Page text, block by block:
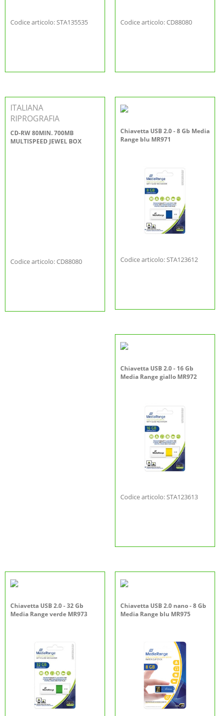
Codice articolo: STA135535 Codice articolo: CD88080
ITALIANA
RIPROGRAFIA
CD-RW 80MIN. 700MB
MULTISPEED JEWEL BOX
Codice articolo: CD88080
Chiavetta USB 2.0 - 8 Gb Media
Range blu MR971
Codice articolo: STA123612
Chiavetta USB 2.0 - 16 Gb
Media Range giallo MR972
Codice articolo: STA123613
Chiavetta USB 2.0 - 32 Gb
Media Range verde MR973
Chiavetta USB 2.0 nano - 8 Gb
Media Range blu MR975